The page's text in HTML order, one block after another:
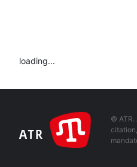
loading...
© ATR.